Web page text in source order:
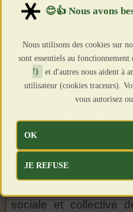
la Russie à travers
révolutionnaires,
nouvelle étaticité
la tradition nationale
Russie ne sont pas
assimilées à des
quête d’hégémonie.
sociale et collective
Nous utilisons des cookies sur
sont essentiels au fonctionnement
!)
et d'autres nous aident à
utilisateur (cookies traceurs).
vous autorisez
OK
JE REFUSE